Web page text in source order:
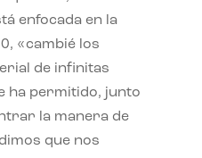
enfocada en la
«cambié los
de infinitas
ha permitido, junto
la manera de
que nos